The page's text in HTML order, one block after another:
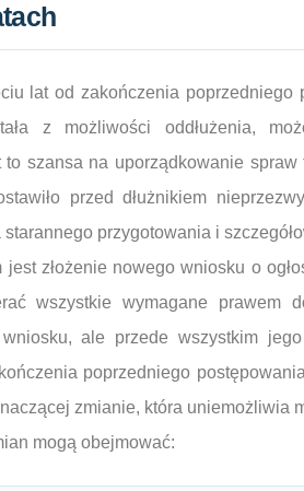
lat od zakończenia poprzedniego
z możliwości oddłużenia,
to szansa na uporządkowanie
przed dłużnikiem
starannego przygotowania i
jest złożenie nowego wniosku o
wszystkie wymagane prawem
wniosku, ale przede wszystkim
poprzedniego
zmianie, która uniemożliwia
mogą obejmować: